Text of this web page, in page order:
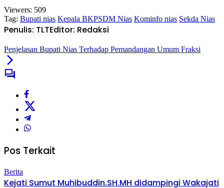
Viewers: 509
Tag: Bupati nias Kepala BKPSDM Nias Kominfo nias Sekda Nias
Penulis: TLTEditor: Redaksi
Penjelasan Bupati Nias Terhadap Pemandangan Umum Fraksi
Pos Terkait
Berita
Kejati Sumut Muhibuddin.SH.MH didampingi Wakajati